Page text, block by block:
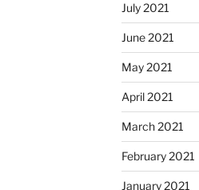
July 2021
June 2021
May 2021
April 2021
March 2021
February 2021
January 2021